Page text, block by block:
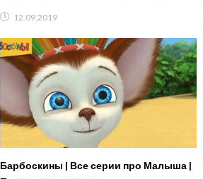
12.09.2019
Барбоскины | Все серии про Малыша |